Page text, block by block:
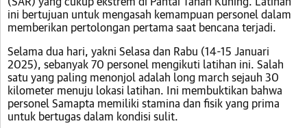
ini bertujuan untuk mengasah kemampuan personel dalam
memberikan pertolongan pertama saat bencana terjadi.
Selama dua hari, yakni Selasa dan Rabu (14-15 Januari
2025), sebanyak 70 personel mengikuti latihan ini. Salah
satu yang paling menonjol adalah long march sejauh 30
kilometer menuju lokasi latihan. Ini membuktikan bahwa
personel Samapta memiliki stamina dan fisik yang prima
untuk bertugas dalam kondisi sulit.